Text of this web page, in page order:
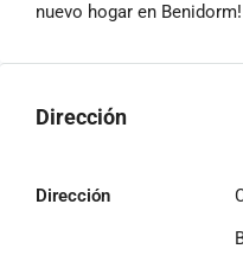
nuevo hogar en Benidorm!
Dirección
Dirección